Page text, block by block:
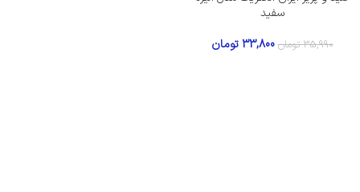
سفید
35,990 تومان 33,800 تومان